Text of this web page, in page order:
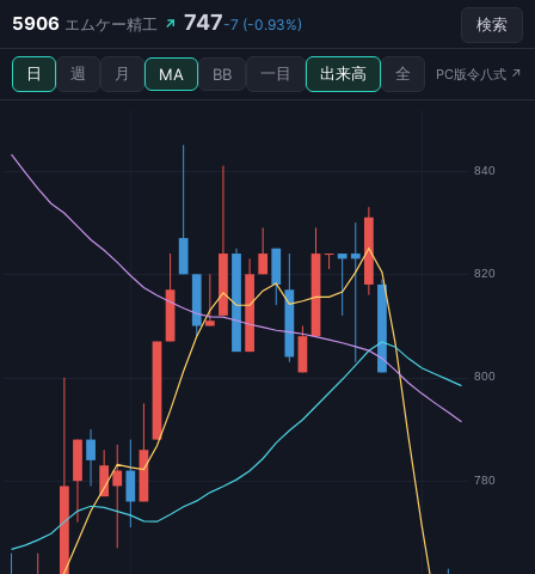
5906 エムケー精工 ↗ 747-7 (-0.93%) 検索
日 週 月 MA BB 一目 出来高 全 PC版令八式 ↗